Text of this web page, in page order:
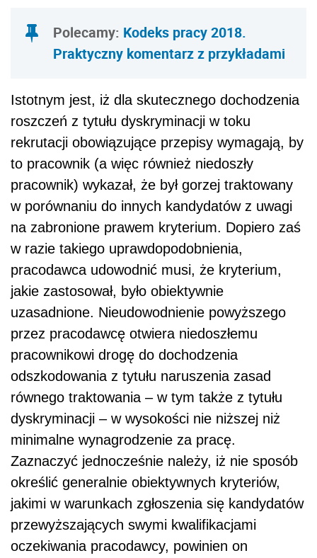
Polecamy: Kodeks pracy 2018.
Praktyczny komentarz z przykładami
Istotnym jest, iż dla skutecznego dochodzenia
roszczeń z tytułu dyskryminacji w toku
rekrutacji obowiązujące przepisy wymagają, by
to pracownik (a więc również niedoszły
pracownik) wykazał, że był gorzej traktowany
w porównaniu do innych kandydatów z uwagi
na zabronione prawem kryterium. Dopiero zaś
w razie takiego uprawdopodobnienia,
pracodawca udowodnić musi, że kryterium,
jakie zastosował, było obiektywnie
uzasadnione. Nieudowodnienie powyższego
przez pracodawcę otwiera niedoszłemu
pracownikowi drogę do dochodzenia
odszkodowania z tytułu naruszenia zasad
równego traktowania – w tym także z tytułu
dyskryminacji – w wysokości nie niższej niż
minimalne wynagrodzenie za pracę.
Zaznaczyć jednocześnie należy, iż nie sposób
określić generalnie obiektywnych kryteriów,
jakimi w warunkach zgłoszenia się kandydatów
przewyższających swymi kwalifikacjami
oczekiwania pracodawcy, powinien on